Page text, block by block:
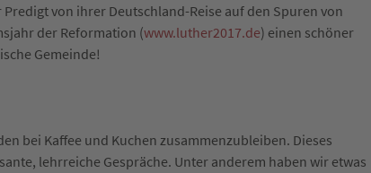
von ihrer Deutschland-Reise auf den Spuren von
der Reformation (www.luther2017.de) einen schöner
Gemeinde!
bei Kaffee und Kuchen zusammenzubleiben. Dieses
lehrreiche Gespräche. Unter anderem haben wir etwas